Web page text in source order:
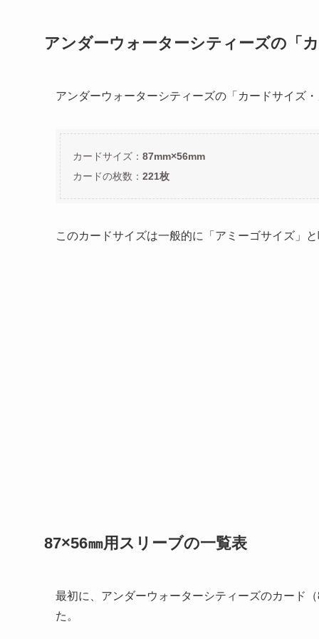
アンダーウォーターシティーズの「
アンダーウォーターシティーズの「カードサイズ
カードサイズ： 87mm×56mm
カードの枚数： 221枚
このカードサイズは一般的に「アミーゴサイズ」
87×56㎜用スリーブの一覧表
最初に、アンダーウォーターシティーズのカード
た。